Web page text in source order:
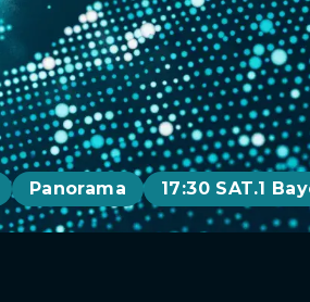
Panorama 17:30 SAT.1